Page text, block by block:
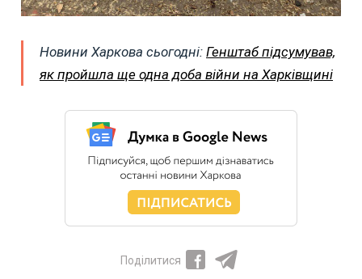
Новини Харкова сьогодні: Генштаб підсумував,
як пройшла ще одна доба війни на Харківщині
Поділитися